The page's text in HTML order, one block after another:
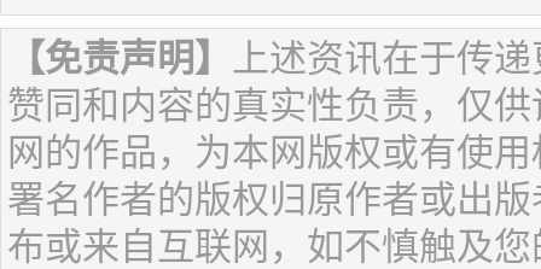
【免责声明】 上述资讯在于传
赞同和内容的真实性负责，仅
网的作品，为本网版权或有使
署名作者的版权归原作者或出
布或来自互联网，如不慎触及